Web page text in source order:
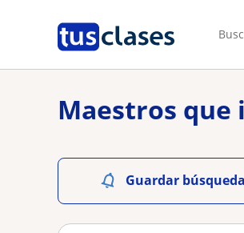
Maestros que
Guardar búsqueda